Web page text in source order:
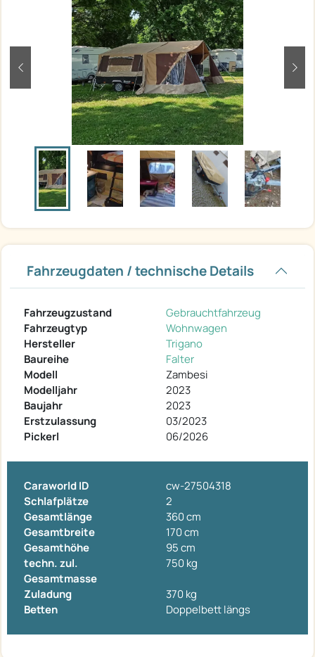
zurück
Fahrzeugdaten / technische Details
Fahrzeugzustand
Gebrauchtfahrzeug
Fahrzeugtyp
Wohnwagen
Hersteller
Trigano
Baureihe
Falter
Modell
Zambesi
Modelljahr
2023
Baujahr
2023
Erstzulassung
03/2023
Pickerl
06/2026
Caraworld ID
cw-27504318
Schlafplätze
2
Gesamtlänge
360 cm
Gesamtbreite
170 cm
Gesamthöhe
95 cm
techn. zul.
Gesamtmasse
750 kg
Zuladung
370 kg
Betten
Doppelbett längs